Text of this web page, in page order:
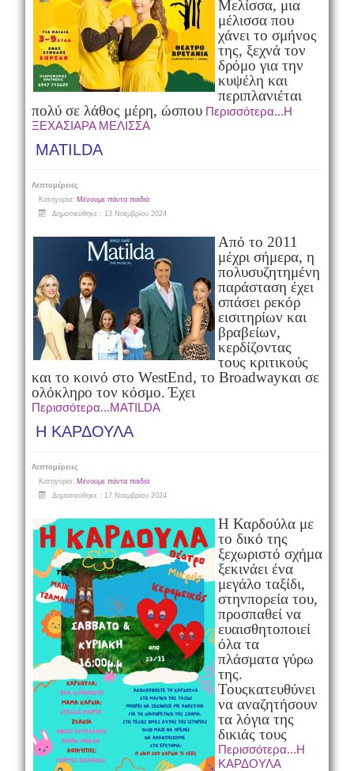
Μελίσσα, μια
μέλισσα που
χάνει το σμήνος
της, ξεχνά τον
δρόμο για την
κυψέλη και
περιπλανιέται
πολύ σε λάθος μέρη, ώσπου Περισσότερα...Η
ΞΕΧΑΣΙΑΡΑ ΜΕΛΙΣΣΑ
MATILDA
Λεπτομέρειες
Κατηγορία: Μένουμε πάντα παιδιά
Δημοσιεύθηκε : 13 Νοεμβρίου 2024
Από το 2011
μέχρι σήμερα, η
πολυσυζητημένη
παράσταση έχει
σπάσει ρεκόρ
εισιτηρίων και
βραβείων,
κερδίζοντας
τους κριτικούς
και το κοινό στο WestEnd, το Broadwayκαι σε
ολόκληρο τον κόσμο. Έχει
Περισσότερα...MATILDA
Η ΚΑΡΔΟΥΛΑ
Λεπτομέρειες
Κατηγορία: Μένουμε πάντα παιδιά
Δημοσιεύθηκε : 17 Νοεμβρίου 2024
Η Καρδούλα με
το δικό της
ξεχωριστό σχήμα
ξεκινάει ένα
μεγάλο ταξίδι,
στηνπορεία του,
προσπαθεί να
ευαισθητοποιεί
όλα τα
πλάσματα γύρω
της.
Τουςκατευθύνει
να αναζητήσουν
τα λόγια της
δικιάς τους
Περισσότερα...Η
ΚΑΡΔΟΥΛΑ